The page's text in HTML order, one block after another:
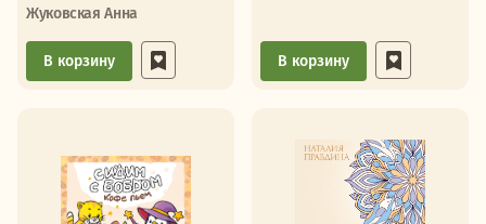
Жуковская Анна
В корзину В корзину